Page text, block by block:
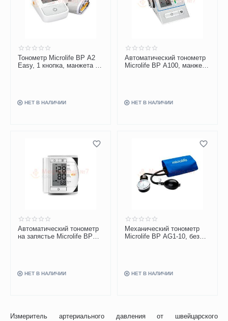
Измеритель артериального давления от швейцарского
Тонометр Microlife BP A2
Easy, 1 кнопка, манжета M-
НЕТ В НАЛИЧИИ
Автоматический тонометр
Microlife BP A100, манжета
НЕТ В НАЛИЧИИ
Автоматический тонометр
на запястье Microlife BP
НЕТ В НАЛИЧИИ
Механический тонометр
Microlife BP AG1-10, без
НЕТ В НАЛИЧИИ